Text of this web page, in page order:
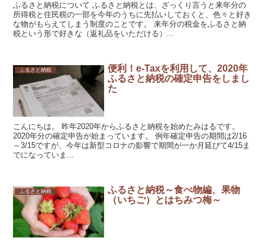
ふるさと納税について ふるさと納税とは、ざっくり言うと来年分の
所得税と住民税の一部を今年のうちに先払いしておくと、色々と好き
な物がもらえてしまう制度のことです。 来年分の税金をふるさと納
税という形で好きな（返礼品をいただける）...
ふるさと納税
便利！e-Taxを利用して、2020年
ふるさと納税の確定申告をしまし
た
こんにちは。 昨年2020年からふるさと納税を始めたみはるです。
2020年分の確定申告が始まっています。 例年確定申告の期間は2/16
～3/15ですが、今年は新型コロナの影響で期間が一か月延びて4/15ま
でになっていま...
ふるさと納税
ふるさと納税～食べ物編、果物
（いちご）とはちみつ梅～